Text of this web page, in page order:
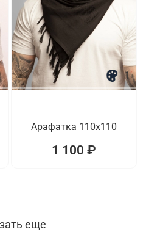
1
Арафатка 110x110
1 100 ₽
еще